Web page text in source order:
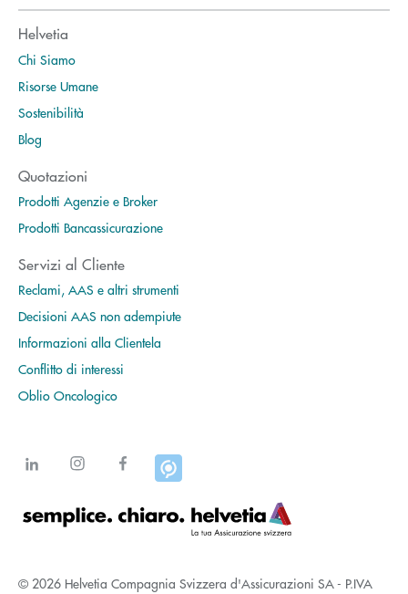
Helvetia
Chi Siamo
Risorse Umane
Sostenibilità
Blog
Quotazioni
Prodotti Agenzie e Broker
Prodotti Bancassicurazione
Servizi al Cliente
Reclami, AAS e altri strumenti
Decisioni AAS non adempiute
Informazioni alla Clientela
Conflitto di interessi
Oblio Oncologico
© 2026 Helvetia Compagnia Svizzera d'Assicurazioni SA - P.IVA